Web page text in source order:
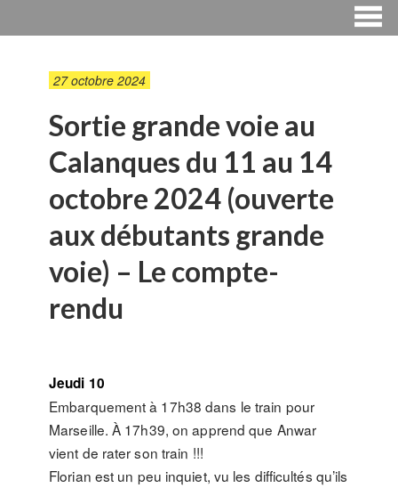
27 octobre 2024
Sortie grande voie au
Calanques du 11 au 14
octobre 2024 (ouverte
aux débutants grande
voie) – Le compte-
rendu
Jeudi 10
Embarquement à 17h38 dans le train pour
Marseille. À 17h39, on apprend que Anwar
vient de rater son train !!!
Florian est un peu inquiet, vu les difficultés qu’ils